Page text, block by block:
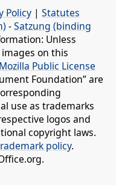
Policy | Statutes
-Satzung (binding
Unless
on this
Mozilla Public License
Foundation” are
use as trademarks
logos and
copyright laws.
policy.